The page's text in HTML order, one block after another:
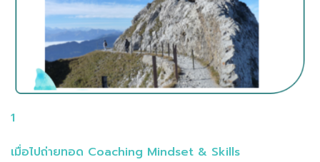
1
เมื่อไปถ่ายทอด Coaching Mindset & Skills